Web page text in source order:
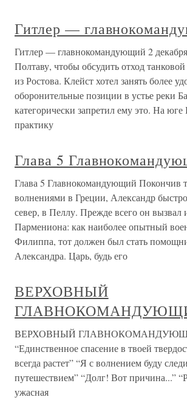
Гитлер —
Гитлер — главнокомандующий 2
Полтаву, чтобы обсудить отход
из Ростова. Клейст хотел занять более
оборонительные позиции в устье реки
категорически запретил ему это. На юге
практику
Глава 5
Глава 5 Главнокомандующий Покончив
волнениями в Греции, Александр
север, в Пеллу. Прежде всего он
Пармениона: как наиболее опытный
Филиппа, тот должен был стать
Александра. Царь, будь его
ВЕРХОВНЫЙ
ВЕРХОВНЫЙ
“Единственное спасение в твоей
всегда растет” “Я с волнением буду
путешествием” “Долг! Вот причина...”
ужасная